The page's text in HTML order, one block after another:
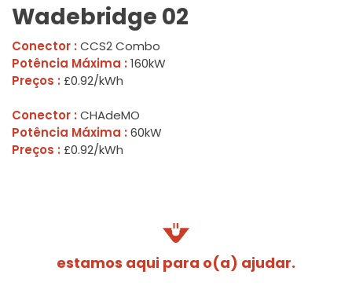
Wadebridge 02
Conector : CCS2 Combo
Potência Máxima : 160kW
Preços : £0.92/kWh
Conector : CHAdeMO
Potência Máxima : 60kW
Preços : £0.92/kWh
estamos aqui para o(a) ajudar.